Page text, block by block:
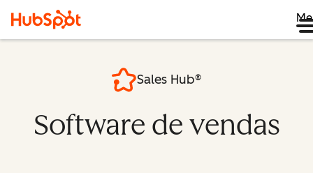
Sales Hub®
Software de vendas